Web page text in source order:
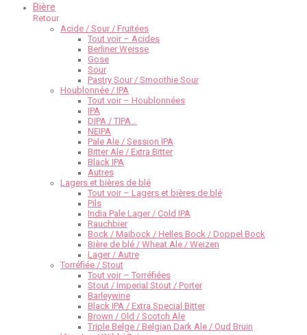
Bière
Retour
Acide / Sour / Fruitées
Tout voir – Acides
Berliner Weisse
Gose
Sour
Pastry Sour / Smoothie Sour
Houblonnée / IPA
Tout voir – Houblonnées
IPA
DIPA / TIPA…
NEIPA
Pale Ale / Session IPA
Bitter Ale / Extra Bitter
Black IPA
Autres
Lagers et bières de blé
Tout voir – Lagers et bières de blé
Pils
India Pale Lager / Cold IPA
Rauchbier
Bock / Maibock / Helles Bock / Doppel Bock
Bière de blé / Wheat Ale / Weizen
Lager / Autre
Torréfiée / Stout
Tout voir – Torréfiées
Stout / Imperial Stout / Porter
Barleywine
Black IPA / Extra Special Bitter
Brown / Old / Scotch Ale
Triple Belge / Belgian Dark Ale / Oud Bruin